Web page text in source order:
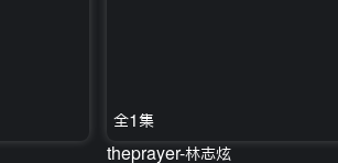
全1集
theprayer-林志炫